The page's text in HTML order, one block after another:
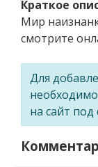
Краткое
Мир
смотрите
Для
необходимо
на сайт